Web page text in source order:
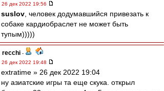
26 дек 2022 19:56
suslov , человек додумавшийся привезать к
собаке кардиобраслет не может быть
тупым)))))
recchi -
26 дек 2022 19:48
extratime » 26 дек 2022 19:04
ну азиатские игры та еще скука. открыл